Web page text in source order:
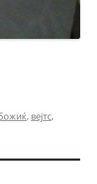
, вејтс,